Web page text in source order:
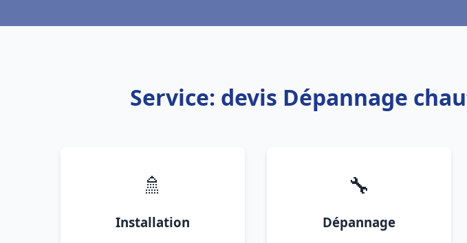
Service: devis Dépannage
🚿
Installation
🔧
Dépannage